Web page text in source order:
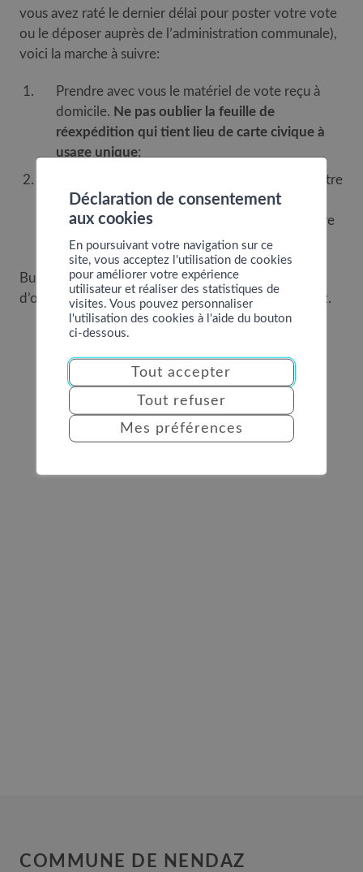
vous avez raté le dernier délai pour poster votre vote
ou le déposer auprès de l’administration communale),
voici la marche à suivre:
Prendre avec vous le matériel de vote reçu à
domicile. Ne pas oublier la feuille de
réexpédition qui tient lieu de carte civique à
usage unique;
Vous présenter au bureau de vote, remplir votre
bulletin de vote dans les isoloirs et le glisser
dans l’enveloppe de vote, puis introduire votre
enveloppe de vote dans l’urne.
Bureau de vote: salle de gymnastique du cycle
d’orientation, route de Nendaz 361 à Basse-Nendaz.
COMMUNE DE NENDAZ
Déclaration de consentement
aux cookies
En poursuivant votre navigation sur ce
site, vous acceptez l'utilisation de cookies
pour améliorer votre expérience
utilisateur et réaliser des statistiques de
visites. Vous pouvez personnaliser
l'utilisation des cookies à l'aide du bouton
ci-dessous.
Tout accepter
Tout refuser
Mes préférences